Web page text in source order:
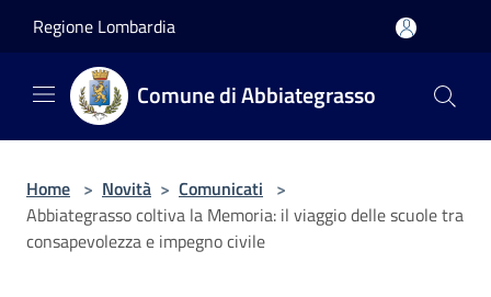
Regione Lombardia
Comune di Abbiategrasso
Home > Novità > Comunicati >
Abbiategrasso coltiva la Memoria: il viaggio delle scuole tra
consapevolezza e impegno civile